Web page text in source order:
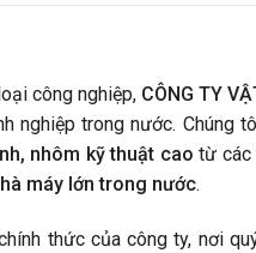
công nghiệp, CÔNG TY
nghiệp trong nước. Chúng
nhôm kỹ thuật cao từ các
máy lớn trong nước.
thức của công ty, nơi